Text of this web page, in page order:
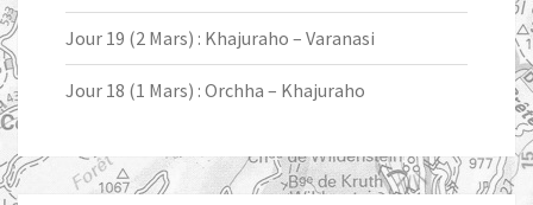
Jour 19 (2 Mars) : Khajuraho – Varanasi
Jour 18 (1 Mars) : Orchha – Khajuraho